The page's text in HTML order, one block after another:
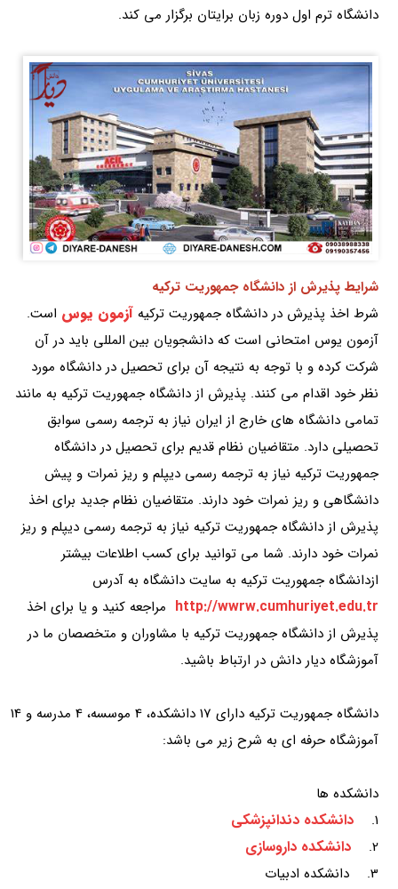
دانشگاه ترم اول دوره زبان برایتان برگزار می کند.
شرایط پذیرش از دانشگاه جمهوریت ترکیه
شرط اخذ پذیرش در دانشگاه جمهوریت ترکیه آزمون یوس است.
آزمون یوس امتحانی است که دانشجویان بین المللی باید در آن
شرکت کرده و با توجه به نتیجه آن برای تحصیل در دانشگاه مورد
نظر خود اقدام می کنند. پذیرش از دانشگاه جمهوریت ترکیه به مانند
تمامی دانشگاه های خارج از ایران نیاز به ترجمه رسمی سوابق
تحصیلی دارد. متقاضیان نظام قدیم برای تحصیل در دانشگاه
جمهوریت ترکیه نیاز به ترجمه رسمی دیپلم و ریز نمرات و پیش
دانشگاهی و ریز نمرات خود دارند. متقاضیان نظام جدید برای اخذ
پذیرش از دانشگاه جمهوریت ترکیه نیاز به ترجمه رسمی دیپلم و ریز
نمرات خود دارند. شما می توانید برای کسب اطلاعات بیشتر
ازدانشگاه جمهوریت ترکیه به سایت دانشگاه به آدرس
http://wwrw.cumhuriyet.edu.tr مراجعه کنید و یا برای اخذ
پذیرش از دانشگاه جمهوریت ترکیه با مشاوران و متخصصان ما در
آموزشگاه دیار دانش در ارتباط باشید.
دانشگاه جمهوریت ترکیه دارای 17 دانشکده، 4 موسسه، 4 مدرسه و 14
آموزشگاه حرفه ای به شرح زیر می باشد:
دانشکده ها
1.
دانشکده دندانپزشکی
2. دانشکده داروسازی
3. دانشکده ادبیات